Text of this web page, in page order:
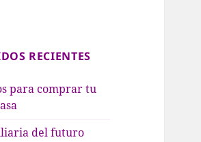
RECIENTES
para comprar tu
del futuro